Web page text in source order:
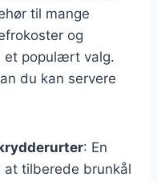
til mange
og
et populært valg.
du kan servere
: En
tilberede brunkål